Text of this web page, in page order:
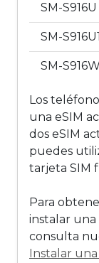
SM-
SM-
SM-
Los
una eSIM
dos eSIM
puedes
tarjeta SIM
Para
instalar
consulta
Instalar